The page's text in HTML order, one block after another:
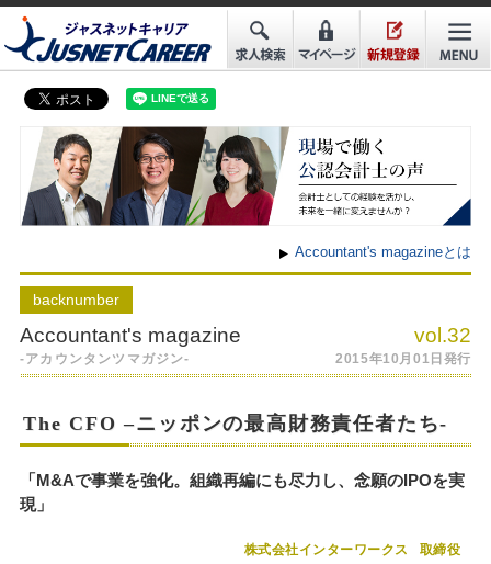
Accountant's magazineとは
backnumber
Accountant's magazine vol.32
-アカウンタンツマガジン- 2015年10月01日発行
The CFO –ニッポンの最高財務責任者たち-
「M&Aで事業を強化。組織再編にも尽力し、念願のIPOを実
現」
株式会社インターワークス
取締役